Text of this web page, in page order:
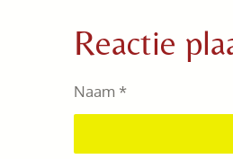
e
n
e
Reactie
Naam *